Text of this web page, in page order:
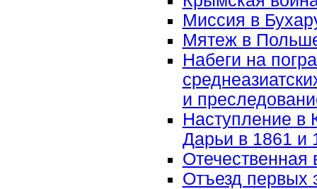
Миссия в
Мятеж в
Набеги на
и
Наступление в
Дарьи в 1861 и
Отечественная
Отъезд первых